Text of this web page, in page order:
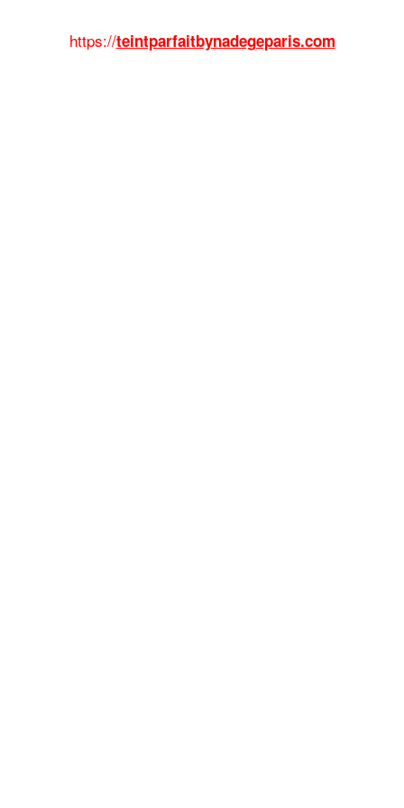
https://teintparfaitbynadegeparis.com